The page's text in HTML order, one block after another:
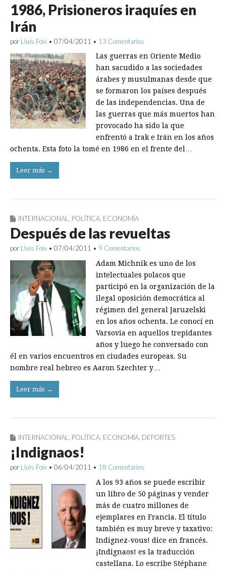
1986, Prisioneros iraquíes en
Irán
por Lluís Foix • 07/04/2011 • 13 Comentarios
Las guerras en Oriente Medio
han sacudido a las sociedades
árabes y musulmanas desde que
se formaron los países después
de las independencias. Una de
las guerras que más muertos han
provocado ha sido la que
enfrentó a Irak e Irán en los años
ochenta. Esta foto la tomé en 1986 en el frente del…
Leer más →
INTERNACIONAL, POLÍTICA, ECONOMÍA
Después de las revueltas
por Lluís Foix • 07/04/2011 • 9 Comentarios
Adam Michnik es uno de los
intelectuales polacos que
participó en la organización de la
ilegal oposición democrática al
régimen del general Jaruzelski
en los años ochenta. Le conocí en
Varsovia en aquellos trepidantes
años y luego he conversado con
él en varios encuentros en ciudades europeas. Su
nombre real hebreo es Aaron Szechter y…
Leer más →
INTERNACIONAL POLÍTICA ECONOMÍA DEPORTES
¡Indignaos!
por Lluís Foix • 06/04/2011 • 18 Comentarios
A los 93 años se puede escribir
un libro de 50 páginas y vender
más de cuatro millones de
ejemplares en Francia. El título
también es muy breve y taxativo:
Indignez-vous! dice en francés.
¡Indignaos! es la traducción
castellana. Lo escribe Stéphane